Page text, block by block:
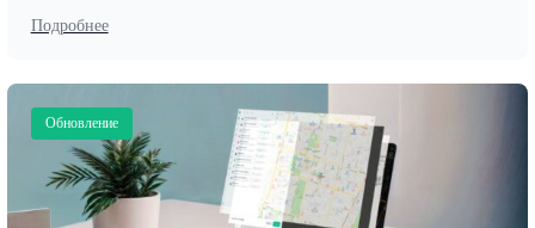
Подробнее
Обновление